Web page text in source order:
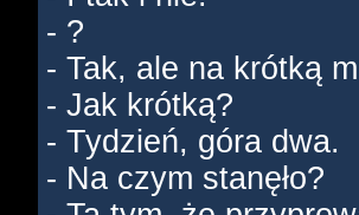
- ?
- Tak, ale na krótką
- Jak krótką?
- Tydzień, góra dwa.
- Na czym stanęło?